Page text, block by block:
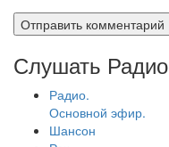
Слушать Радио
Радио.
Основной эфир.
Шансон